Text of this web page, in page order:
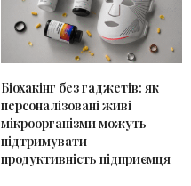
Біохакінг без гаджетів: як
персоналізовані живі
мікроорганізми можуть
підтримувати
продуктивність підприємця